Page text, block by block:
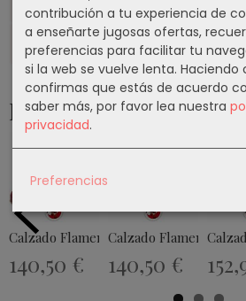
Comentarios
Productos
Calzado Flamenco Modelo EX031
140,50 €
Calzado Flamenco
140,50 €
contribución a tu experiencia de
a enseñarte jugosas ofertas,
preferencias para facilitar tu
si la web se vuelve lenta. Haciendo
confirmas que estás de acuerdo
saber más, por favor lea nuestra
privacidad.
Preferencias